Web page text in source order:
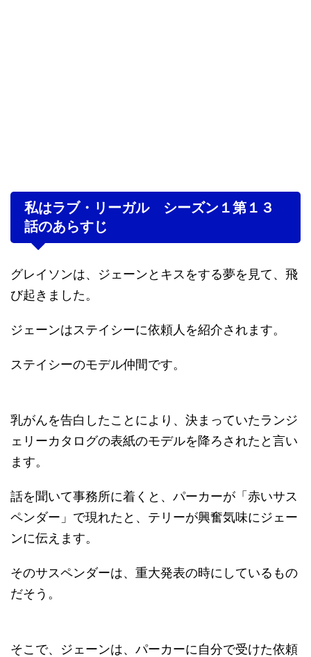
私はラブ・リーガル シーズン１第１３
話のあらすじ
グレイソンは、ジェーンとキスをする夢を見て、飛
び起きました。
ジェーンはステイシーに依頼人を紹介されます。
ステイシーのモデル仲間です。
乳がんを告白したことにより、決まっていたランジ
ェリーカタログの表紙のモデルを降ろされたと言い
ます。
話を聞いて事務所に着くと、パーカーが「赤いサス
ペンダー」で現れたと、テリーが興奮気味にジェー
ンに伝えます。
そのサスペンダーは、重大発表の時にしているもの
だそう。
そこで、ジェーンは、パーカーに自分で受けた依頼